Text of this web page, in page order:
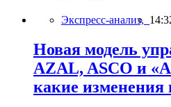
Экспресс-анализ,
Новая модель
AZAL, ASCO и
какие изменения